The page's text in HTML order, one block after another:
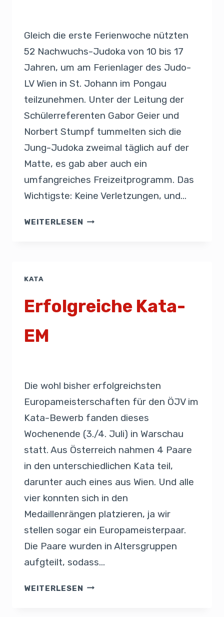
Gleich die erste Ferienwoche nützten
52 Nachwuchs-Judoka von 10 bis 17
Jahren, um am Ferienlager des Judo-
LV Wien in St. Johann im Pongau
teilzunehmen. Unter der Leitung der
Schülerreferenten Gabor Geier und
Norbert Stumpf tummelten sich die
Jung-Judoka zweimal täglich auf der
Matte, es gab aber auch ein
umfangreiches Freizeitprogramm. Das
Wichtigste: Keine Verletzungen, und…
WEITERLESEN
KATA
Erfolgreiche Kata-
EM
Die wohl bisher erfolgreichsten
Europameisterschaften für den ÖJV im
Kata-Bewerb fanden dieses
Wochenende (3./4. Juli) in Warschau
statt. Aus Österreich nahmen 4 Paare
in den unterschiedlichen Kata teil,
darunter auch eines aus Wien. Und alle
vier konnten sich in den
Medaillenrängen platzieren, ja wir
stellen sogar ein Europameisterpaar.
Die Paare wurden in Altersgruppen
aufgteilt, sodass…
WEITERLESEN